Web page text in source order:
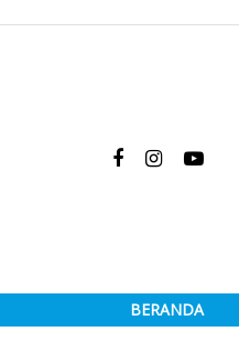
BERANDA